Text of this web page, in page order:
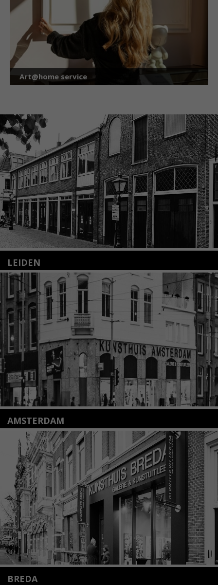
Art@home service
LEIDEN
Nieuwstraat 35
2312 KA Leiden
+31(0)71 – 52 84 480
info@kunsthuisleiden.nl
Lees meer
AMSTERDAM
Amstelveenseweg 135
1075 VX Amsterdam
+31 (0)20 2332546
info@kunsthuisamsterdam.nl
Lees meer
BREDA